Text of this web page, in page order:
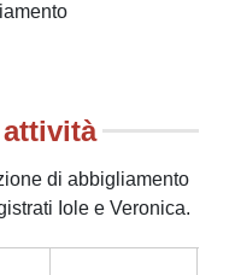
di abbigliamento
Iole e Veronica.